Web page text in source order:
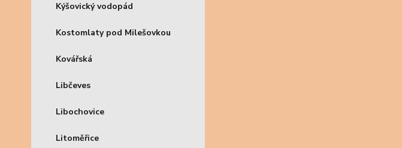
Kýšovický vodopád
Kostomlaty pod Milešovkou
Kovářská
Libčeves
Libochovice
Litoměřice